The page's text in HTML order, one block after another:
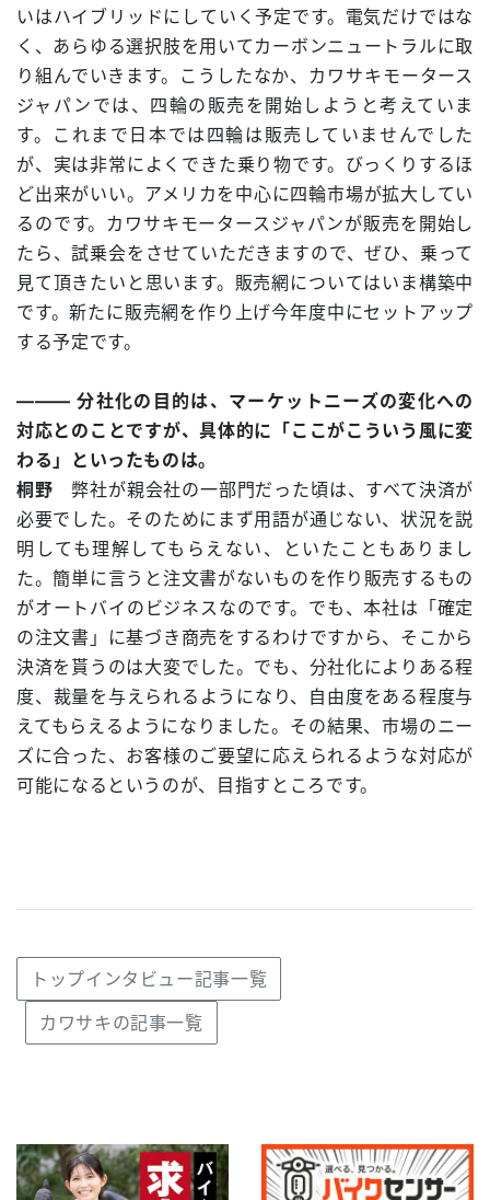
いはハイブリッドにしていく予定です。電気だけではな
く、あらゆる選択肢を用いてカーボンニュートラルに取
り組んでいきます。こうしたなか、カワサキモータース
ジャパンでは、四輪の販売を開始しようと考えていま
す。これまで日本では四輪は販売していませんでした
が、実は非常によくできた乗り物です。びっくりするほ
ど出来がいい。アメリカを中心に四輪市場が拡大してい
るのです。カワサキモータースジャパンが販売を開始し
たら、試乗会をさせていただきますので、ぜひ、乗って
見て頂きたいと思います。販売網についてはいま構築中
です。新たに販売網を作り上げ今年度中にセットアップ
する予定です。
――― 分社化の目的は、マーケットニーズの変化への
対応とのことですが、具体的に「ここがこういう風に変
わる」といったものは。
桐野 弊社が親会社の一部門だった頃は、すべて決済が
必要でした。そのためにまず用語が通じない、状況を説
明しても理解してもらえない、といたこともありまし
た。簡単に言うと注文書がないものを作り販売するもの
がオートバイのビジネスなのです。でも、本社は「確定
の注文書」に基づき商売をするわけですから、そこから
決済を貰うのは大変でした。でも、分社化によりある程
度、裁量を与えられるようになり、自由度をある程度与
えてもらえるようになりました。その結果、市場のニー
ズに合った、お客様のご要望に応えられるような対応が
可能になるというのが、目指すところです。
トップインタビュー記事一覧
カワサキの記事一覧